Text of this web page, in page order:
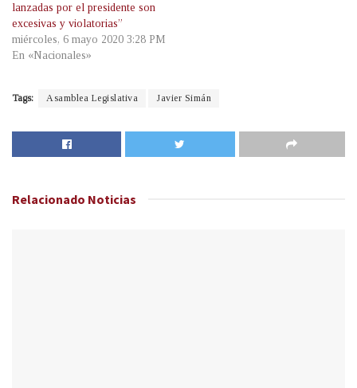
lanzadas por el presidente son
excesivas y violatorias”
miércoles, 6 mayo 2020 3:28 PM
En «Nacionales»
Tags: Asamblea Legislativa Javier Simán
Relacionado Noticias